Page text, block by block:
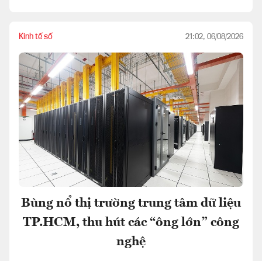
Kinh tế số 21:02, 06/08/2026
Bùng nổ thị trường trung tâm dữ liệu
TP.HCM, thu hút các “ông lớn” công
nghệ